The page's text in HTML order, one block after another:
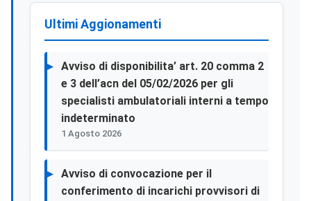
Ultimi Aggionamenti
Avviso di disponibilita’ art. 20 comma 2
e 3 dell’acn del 05/02/2026 per gli
specialisti ambulatoriali interni a tempo
indeterminato
1 Agosto 2026
Avviso di convocazione per il
conferimento di incarichi provvisori di